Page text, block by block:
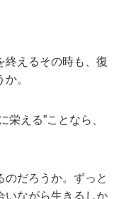
終えるその時も、復
。
栄える”ことなら、
のだろうか。ずっと
いながら生きるしか